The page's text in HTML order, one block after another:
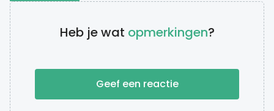
Heb je wat opmerkingen?
Geef een reactie